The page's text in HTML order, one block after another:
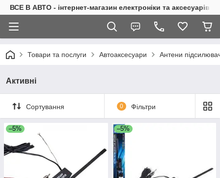
ВСЕ В АВТО - інтернет-магазин електроніки та аксесуарів в
Товари та послуги Автоаксесуари Антени
Активні
Сортування 0 Фільтри
–5% –5%